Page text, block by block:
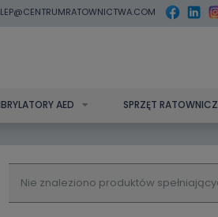
AED SPRZĘT
Nie znaleziono produktów